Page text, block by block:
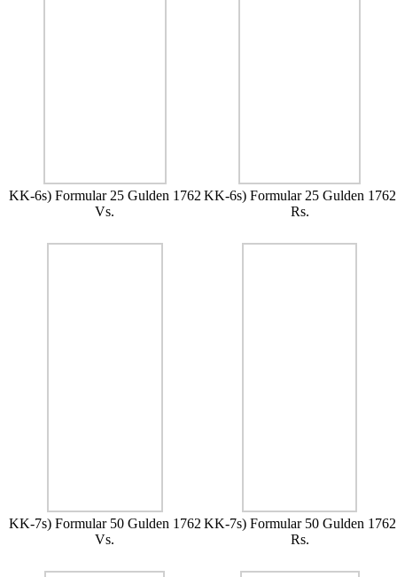
KK-6s) Formular 25 Gulden 1762
Vs.
KK-6s) Formular 25 Gulden 1762
Rs.
KK-7s) Formular 50 Gulden 1762
Vs.
KK-7s) Formular 50 Gulden 1762
Rs.